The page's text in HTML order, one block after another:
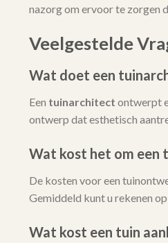
nazorg om ervoor te zorgen
Veelgestelde
Wat doet een
Een tuinarchitect ontwerpt
ontwerp dat esthetisch
Wat kost het om een
De kosten voor een
Gemiddeld kunt u rekenen
Wat kost een tuin